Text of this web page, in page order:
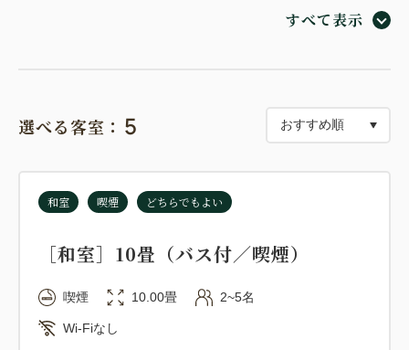
火 物 ホテル特製「魚介のアクアパッツァ」
焼 物 銀ヒラス 香味野菜添え
食 事 白飯
香 物 二種盛り
水菓子 季節の水菓子
※仕入れ状況等により、予告なくメニューが変更とな
る場合がございます。
すべて表示
選べる客室： 5
和室 喫煙 どちらでもよい
［和室］10畳（バス付／喫煙）
喫煙 10.00畳 2~5名
Wi-Fiなし